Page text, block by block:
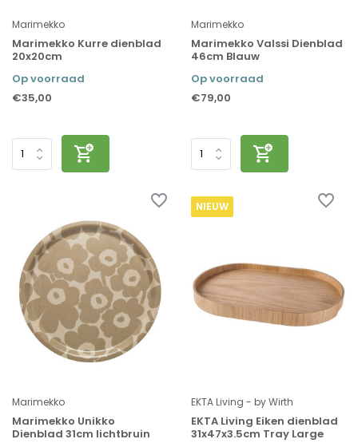
Marimekko
Marimekko Kurre dienblad
20x20cm
Op voorraad
€35,00
Marimekko
Marimekko Valssi Dienblad
46cm Blauw
Op voorraad
€79,00
Marimekko
Marimekko Unikko
Dienblad 31cm lichtbruin
NIEUW
EKTA Living - by Wirth
EKTA Living Eiken dienblad
31x47x3.5cm Tray Large